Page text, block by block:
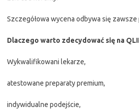
Szczegółowa wycena odbywa się
Dlaczego warto zdecydować się na
Wykwalifikowani lekarze,
atestowane preparaty premium,
indywidualne podejście,